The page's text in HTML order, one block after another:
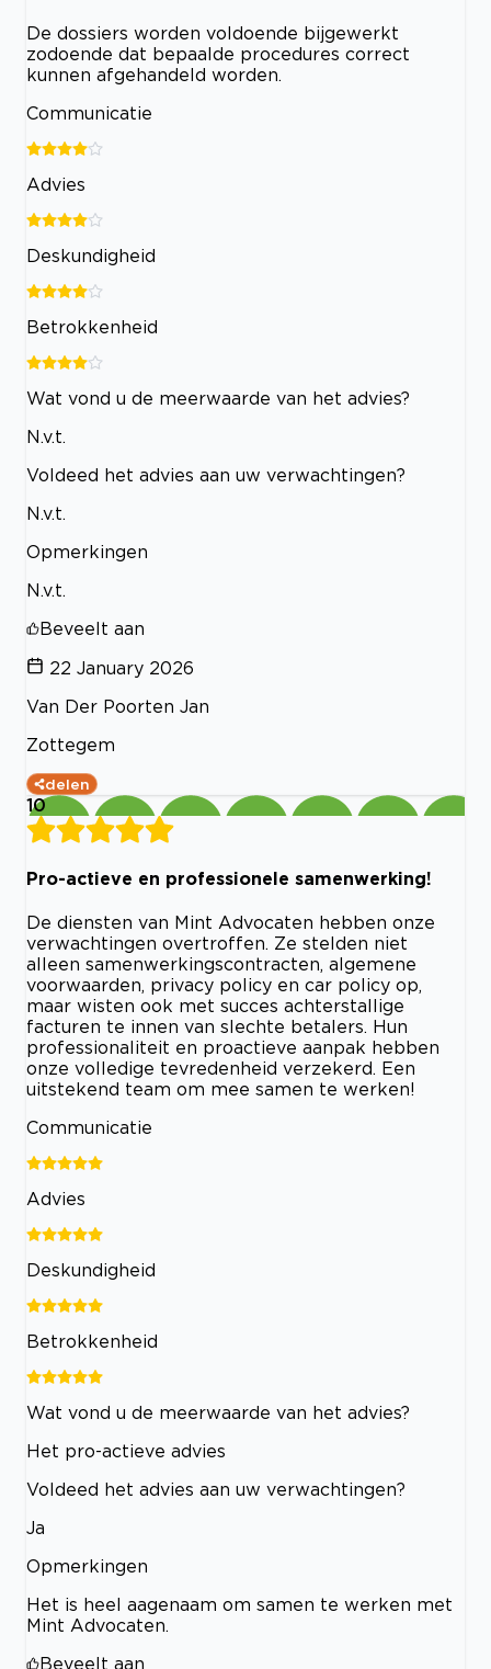
De dossiers worden voldoende bijgewerkt
zodoende dat bepaalde procedures correct
kunnen afgehandeld worden.
Communicatie
Advies
Deskundigheid
Betrokkenheid
Wat vond u de meerwaarde van het advies?
N.v.t.
Voldeed het advies aan uw verwachtingen?
N.v.t.
Opmerkingen
N.v.t.
Beveelt aan
22 January 2026
Van Der Poorten Jan
Zottegem
delen
10
Pro-actieve en professionele samenwerking!
De diensten van Mint Advocaten hebben onze
verwachtingen overtroffen. Ze stelden niet
alleen samenwerkingscontracten, algemene
voorwaarden, privacy policy en car policy op,
maar wisten ook met succes achterstallige
facturen te innen van slechte betalers. Hun
professionaliteit en proactieve aanpak hebben
onze volledige tevredenheid verzekerd. Een
uitstekend team om mee samen te werken!
Communicatie
Advies
Deskundigheid
Betrokkenheid
Wat vond u de meerwaarde van het advies?
Het pro-actieve advies
Voldeed het advies aan uw verwachtingen?
Ja
Opmerkingen
Het is heel aagenaam om samen te werken met
Mint Advocaten.
Beveelt aan